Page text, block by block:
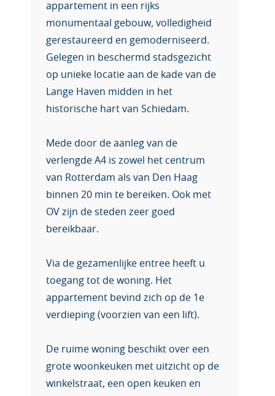
appartement in een rijks
monumentaal gebouw, volledigheid
gerestaureerd en gemoderniseerd.
Gelegen in beschermd stadsgezicht
op unieke locatie aan de kade van de
Lange Haven midden in het
historische hart van Schiedam.
Mede door de aanleg van de
verlengde A4 is zowel het centrum
van Rotterdam als van Den Haag
binnen 20 min te bereiken. Ook met
OV zijn de steden zeer goed
bereikbaar.
Via de gezamenlijke entree heeft u
toegang tot de woning. Het
appartement bevind zich op de 1e
verdieping (voorzien van een lift).
De ruime woning beschikt over een
grote woonkeuken met uitzicht op de
winkelstraat, een open keuken en